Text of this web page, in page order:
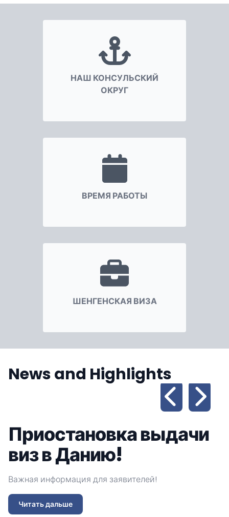
образования, туризма и т.д. Одной из самых важных
Мы с моими коллегами считаем своей главной
задачей популяризировать богатую венгерскую
культуру, науку, традиции, а также развивать
всесторонние партнёрские отношения с Россией, с
её регионами. В этой нашей работе мы по-прежнему
НАШ КОНСУЛЬСКИЙ
ОКРУГ
ВРЕМЯ РАБОТЫ
ШЕНГЕНСКАЯ ВИЗА
News and Highlights
Приостановка выдачи
виз в Данию!
Важная информация для заявителей!
Читать дальше